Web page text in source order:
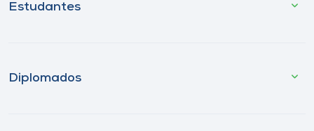
Estudantes
Diplomados